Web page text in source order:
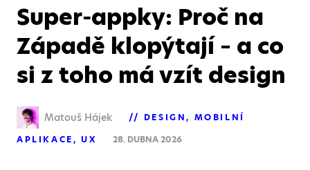
Super-appky: Proč na
Západě klopýtají – a co
si z toho má vzít design
Matouš Hájek DESIGN
MOBILNÍ
APLIKACE
UX 28. DUBNA 2026